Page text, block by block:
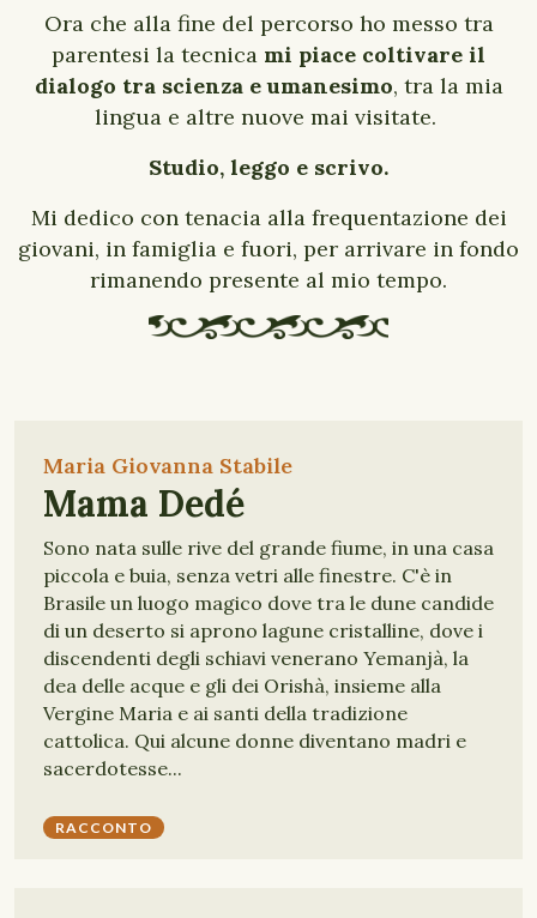
Ora che alla fine del percorso ho messo tra
parentesi la tecnica mi piace coltivare il
dialogo tra scienza e umanesimo, tra la mia
lingua e altre nuove mai visitate.
Studio, leggo e scrivo.
Mi dedico con tenacia alla frequentazione dei
giovani, in famiglia e fuori, per arrivare in fondo
rimanendo presente al mio tempo.
Maria Giovanna Stabile
Mama Dedé
Sono nata sulle rive del grande fiume, in una casa
piccola e buia, senza vetri alle finestre. C'è in
Brasile un luogo magico dove tra le dune candide
di un deserto si aprono lagune cristalline, dove i
discendenti degli schiavi venerano Yemanjà, la
dea delle acque e gli dei Orishà, insieme alla
Vergine Maria e ai santi della tradizione
cattolica. Qui alcune donne diventano madri e
sacerdotesse...
RACCONTO